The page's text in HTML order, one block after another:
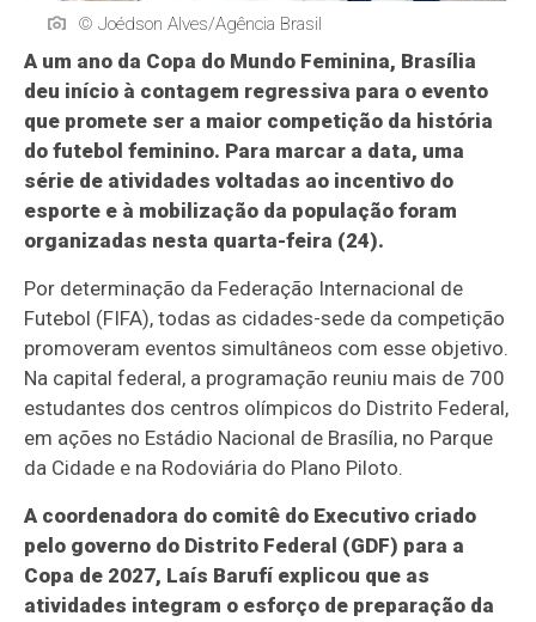
© Joédson Alves/Agência Brasil
A um ano da Copa do Mundo Feminina, Brasília
deu início à contagem regressiva para o evento
que promete ser a maior competição da história
do futebol feminino. Para marcar a data, uma
série de atividades voltadas ao incentivo do
esporte e à mobilização da população foram
organizadas nesta quarta-feira (24).
Por determinação da Federação Internacional de
Futebol (FIFA), todas as cidades-sede da competição
promoveram eventos simultâneos com esse objetivo.
Na capital federal, a programação reuniu mais de 700
estudantes dos centros olímpicos do Distrito Federal,
em ações no Estádio Nacional de Brasília, no Parque
da Cidade e na Rodoviária do Plano Piloto.
A coordenadora do comitê do Executivo criado
pelo governo do Distrito Federal (GDF) para a
Copa de 2027, Laís Barufí explicou que as
atividades integram o esforço de preparação da